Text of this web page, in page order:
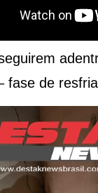
fase de